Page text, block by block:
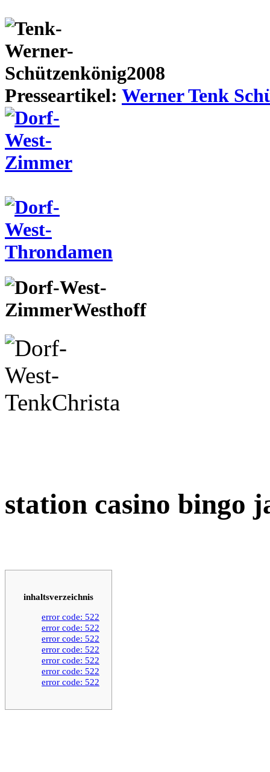
Presseartikel: Werner Tenk
station casino bingo
inhaltsverzeichnis
error code: 522
error code: 522
error code: 522
error code: 522
error code: 522
error code: 522
error code: 522